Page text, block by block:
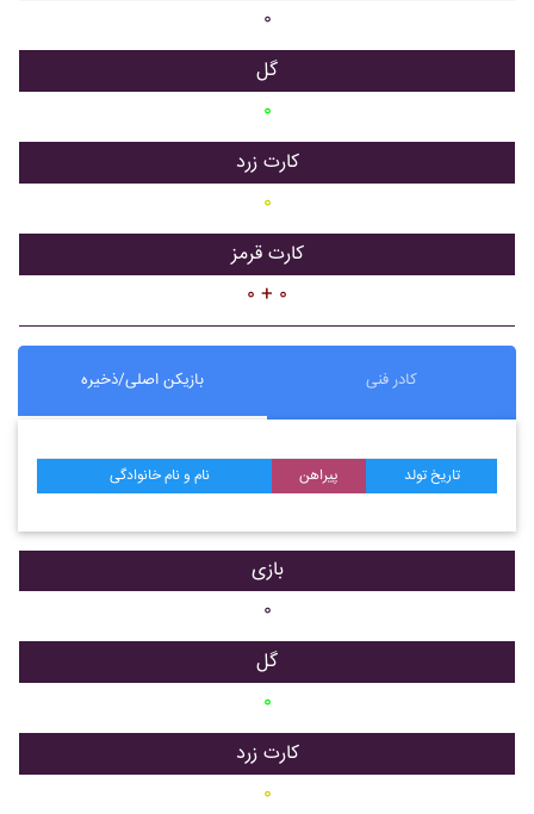
۰
گل
۰
کارت زرد
۰
کارت قرمز
۰ + ۰
بازیکن اصلی/ذخیره کادر فنی
نام و نام خانوادگی پیراهن تاریخ تولد
بازی
۰
گل
۰
کارت زرد
۰